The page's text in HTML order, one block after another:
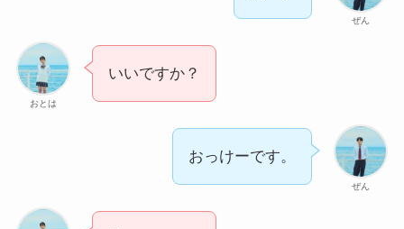
ぜん
おとは
いいですか？
ぜん
おっけーです。